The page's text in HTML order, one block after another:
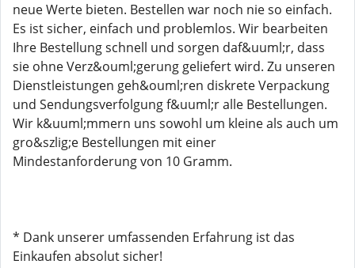
neue Werte bieten. Bestellen war noch nie so einfach.
Es ist sicher, einfach und problemlos. Wir bearbeiten
Ihre Bestellung schnell und sorgen daf&uuml;r, dass
sie ohne Verz&ouml;gerung geliefert wird. Zu unseren
Dienstleistungen geh&ouml;ren diskrete Verpackung
und Sendungsverfolgung f&uuml;r alle Bestellungen.
Wir k&uuml;mmern uns sowohl um kleine als auch um
gro&szlig;e Bestellungen mit einer
Mindestanforderung von 10 Gramm.
* Dank unserer umfassenden Erfahrung ist das
Einkaufen absolut sicher!